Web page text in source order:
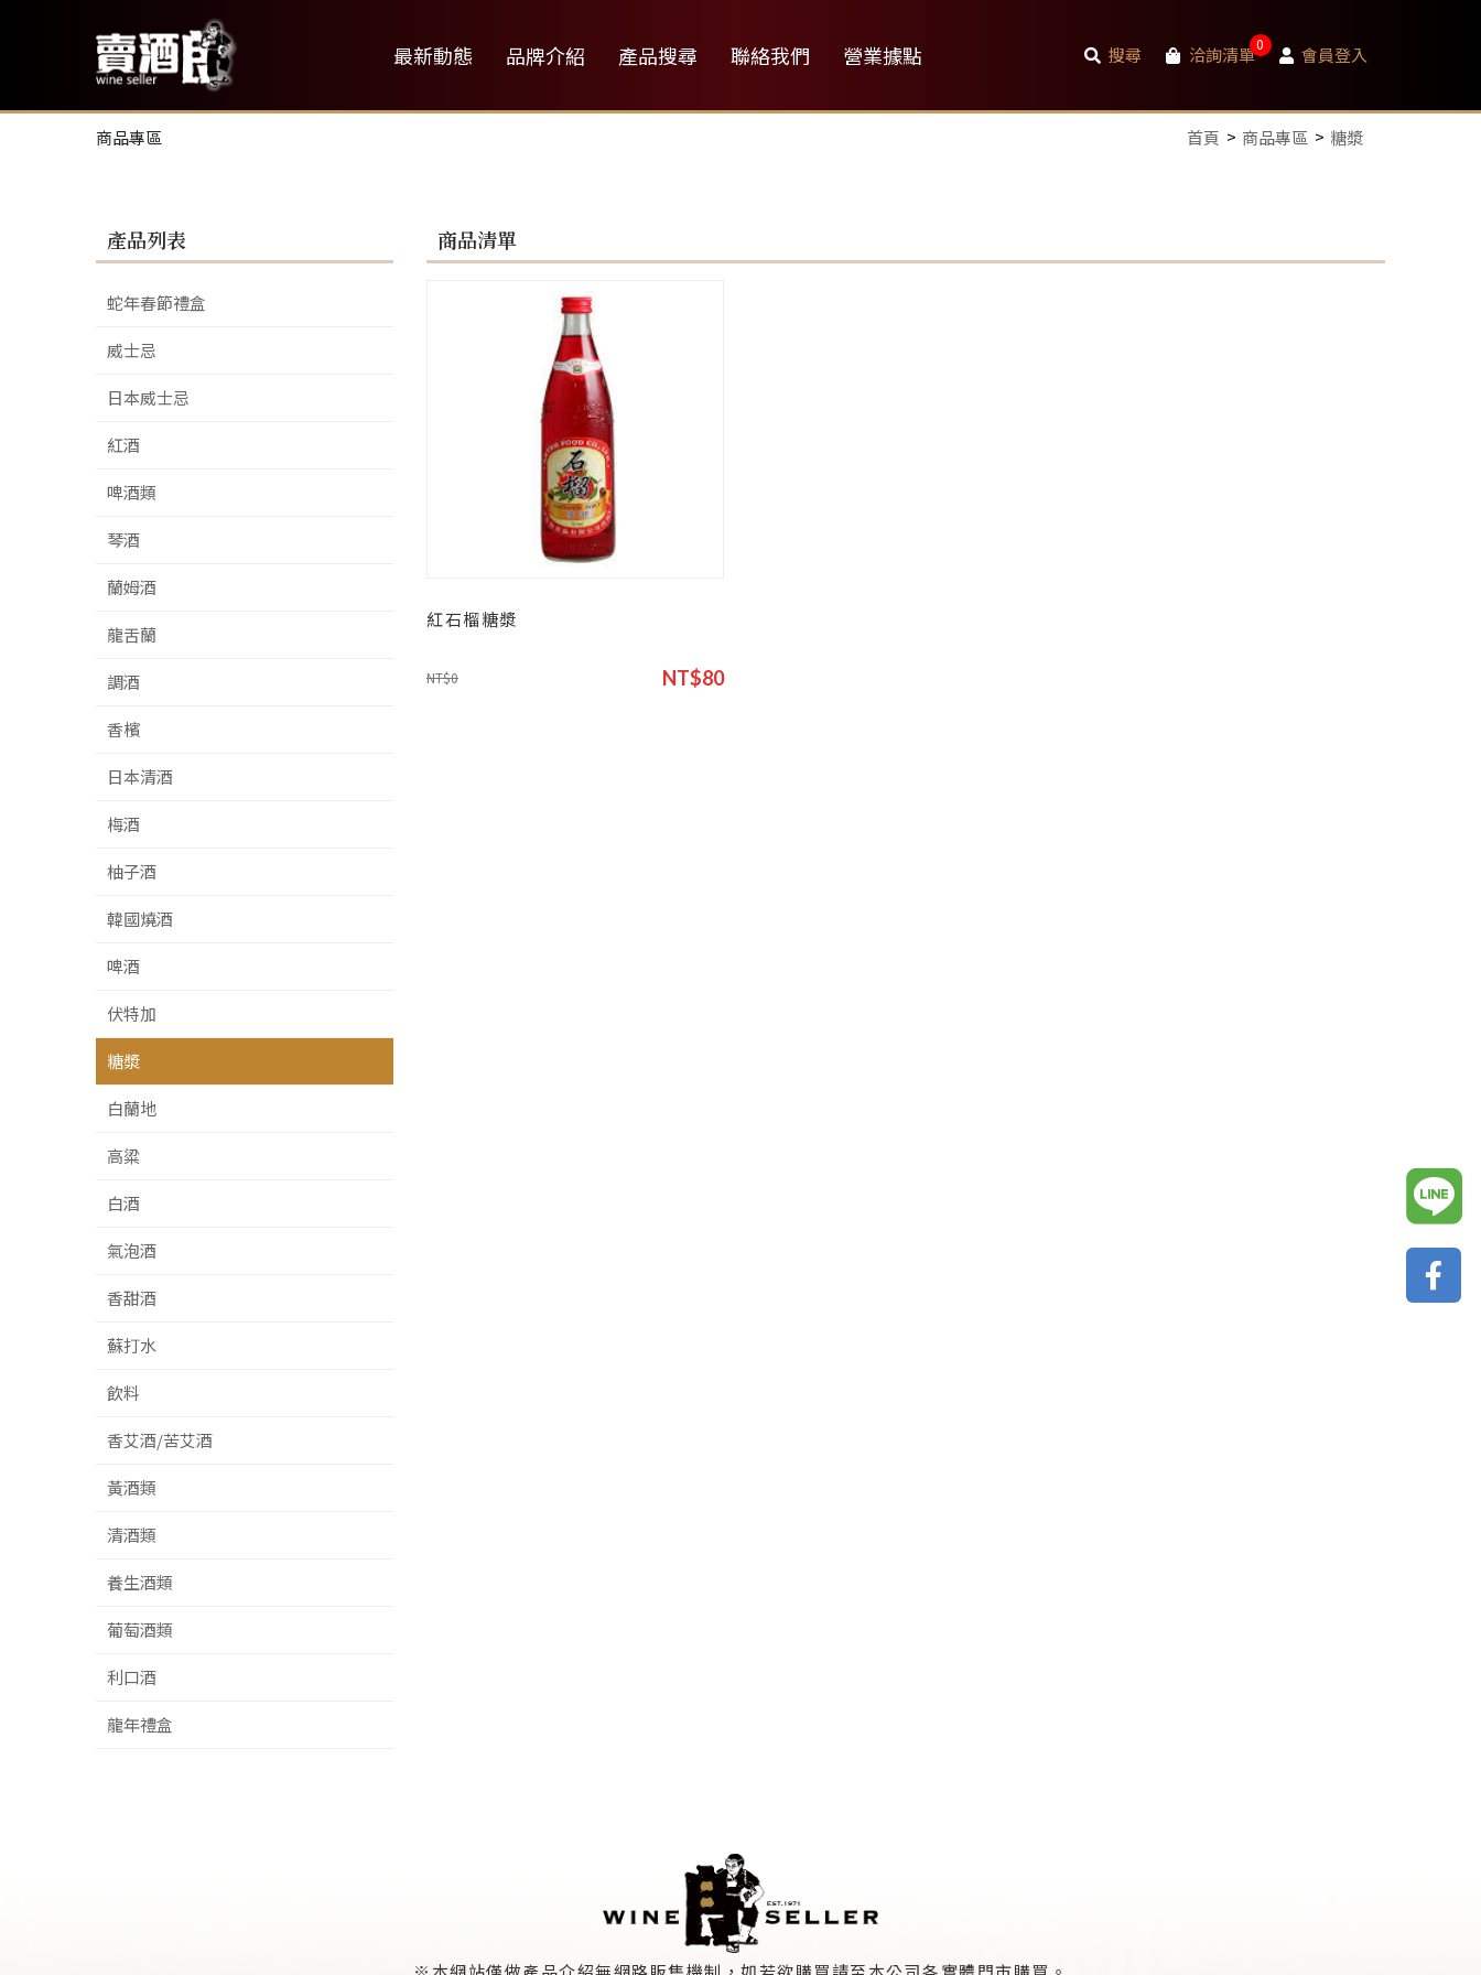
最新動態 品牌介紹 產品搜尋 聯絡我們 營業據點 搜尋 洽詢清單0 會員登入
商品專區 首頁 商品專區 糖漿
產品列表
蛇年春節禮盒
威士忌
日本威士忌
紅酒
啤酒類
琴酒
蘭姆酒
龍舌蘭
調酒
香檳
日本清酒
梅酒
柚子酒
韓國燒酒
啤酒
伏特加
糖漿
白蘭地
高粱
白酒
氣泡酒
香甜酒
蘇打水
飲料
香艾酒/苦艾酒
黃酒類
清酒類
養生酒類
葡萄酒類
利口酒
龍年禮盒
商品清單
紅石榴糖漿
NT$0 NT$80